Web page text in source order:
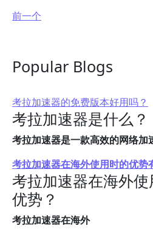
前一个
Popular Blogs
考拉加速器的免费版本好用吗？
考拉加速器是什么？
考拉加速器是一款高效的网络加
考拉加速器在海外使用时的优势
考拉加速器在海外
优势？
考拉加速器在海外